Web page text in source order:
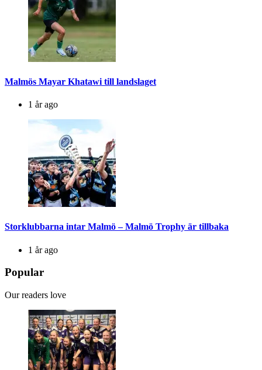
Malmös Mayar Khatawi till landslaget
1 år ago
Storklubbarna intar Malmö – Malmö Trophy är tillbaka
1 år ago
Popular
Our readers love